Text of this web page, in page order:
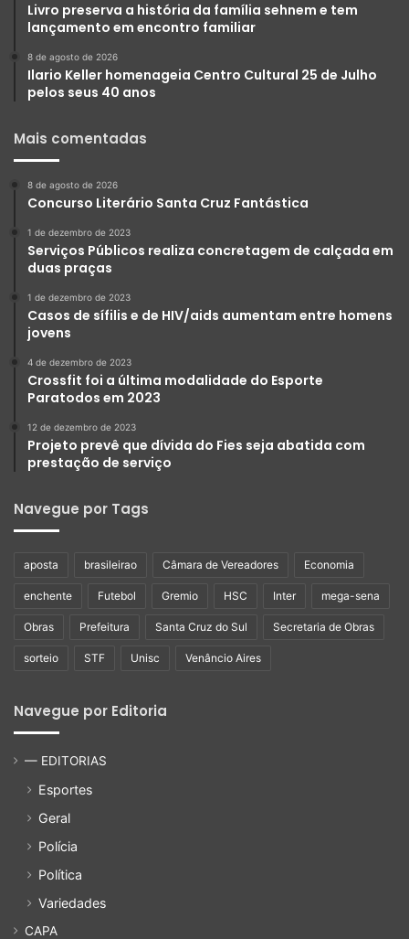
Livro preserva a história da família sehnem e tem
lançamento em encontro familiar
8 de agosto de 2026
Ilario Keller homenageia Centro Cultural 25 de Julho
pelos seus 40 anos
Mais comentadas
8 de agosto de 2026
Concurso Literário Santa Cruz Fantástica
1 de dezembro de 2023
Serviços Públicos realiza concretagem de calçada em
duas praças
1 de dezembro de 2023
Casos de sífilis e de HIV/aids aumentam entre homens
jovens
4 de dezembro de 2023
Crossfit foi a última modalidade do Esporte
Paratodos em 2023
12 de dezembro de 2023
Projeto prevê que dívida do Fies seja abatida com
prestação de serviço
Navegue por Tags
aposta brasileirao Câmara de Vereadores Economia
enchente Futebol Gremio HSC Inter mega-sena
Obras Prefeitura Santa Cruz do Sul Secretaria de Obras
sorteio STF Unisc Venâncio Aires
Navegue por Editoria
— EDITORIAS
Esportes
Geral
Polícia
Política
Variedades
CAPA